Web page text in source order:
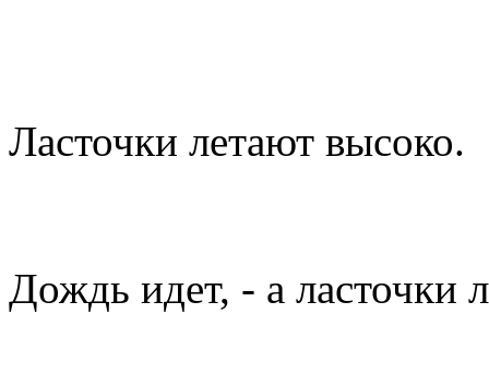
Ласточки летают высоко.
Дождь идет, - а ласточки